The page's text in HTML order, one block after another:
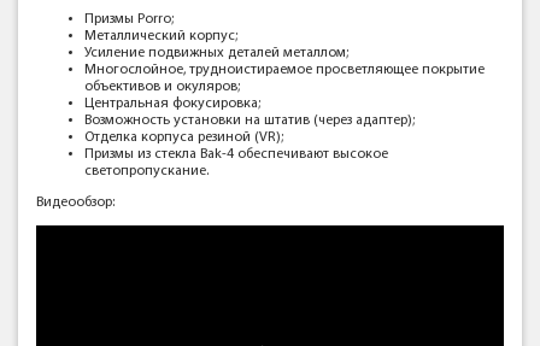
Призмы Porro;
Металлический корпус;
Усиление подвижных деталей металлом;
Многослойное, трудноистираемое просветляющее покрытие
объективов и окуляров;
Центральная фокусировка;
Возможность установки на штатив (через адаптер);
Отделка корпуса резиной (VR);
Призмы из стекла Bak-4 обеспечивают высокое
светопропускание.
Видеообзор: